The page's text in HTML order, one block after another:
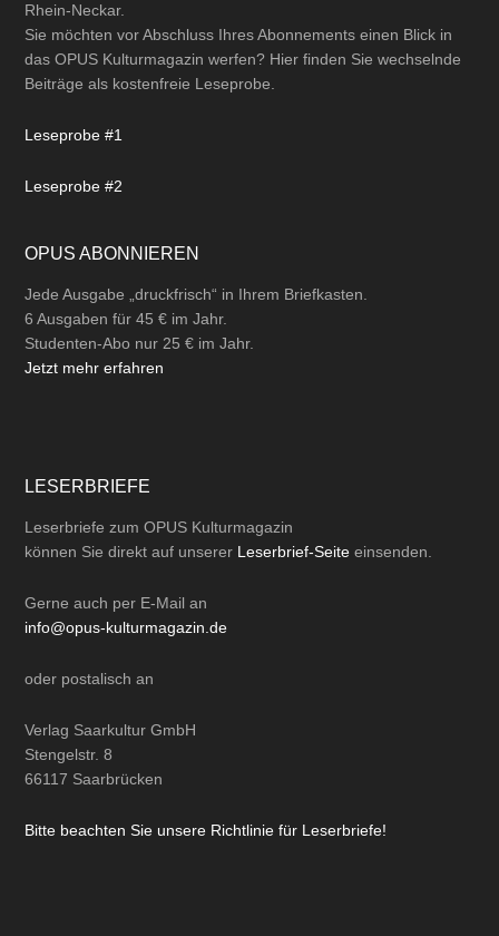
Rhein-Neckar.
Sie möchten vor Abschluss Ihres Abonnements einen Blick in
das OPUS Kulturmagazin werfen? Hier finden Sie wechselnde
Beiträge als kostenfreie Leseprobe.
Leseprobe #1
Leseprobe #2
OPUS ABONNIEREN
Jede Ausgabe „druckfrisch“ in Ihrem Briefkasten.
6 Ausgaben für 45 € im Jahr.
Studenten-Abo nur 25 € im Jahr.
Jetzt mehr erfahren
LESERBRIEFE
Leserbriefe zum OPUS Kulturmagazin
können Sie direkt auf unserer Leserbrief-Seite einsenden.
Gerne auch per E-Mail an
info@opus-kulturmagazin.de
oder postalisch an
Verlag Saarkultur GmbH
Stengelstr. 8
66117 Saarbrücken
Bitte beachten Sie unsere Richtlinie für Leserbriefe!